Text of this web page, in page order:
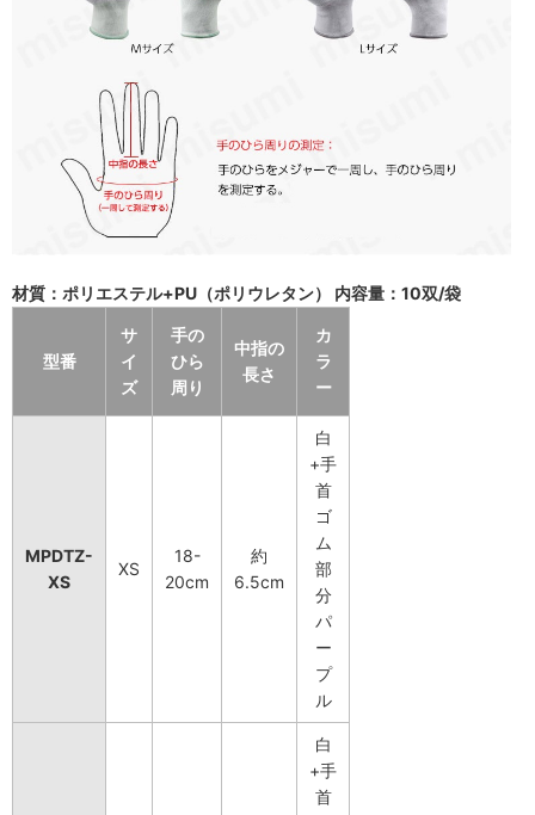
材質：ポリエステル+PU（ポリウレタン） 内容量：10双/袋
型番
サ
イ
ズ
手の
ひら
周り
中指の
長さ
カ
ラ
ー
MPDTZ-
XS
XS
18-
20cm
約
6.5cm
白
+手
首
ゴ
ム
部
分
パ
ー
プ
ル
白
+手
首